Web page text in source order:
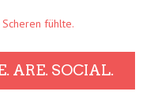
fühlte.
ARE. SOCIAL.